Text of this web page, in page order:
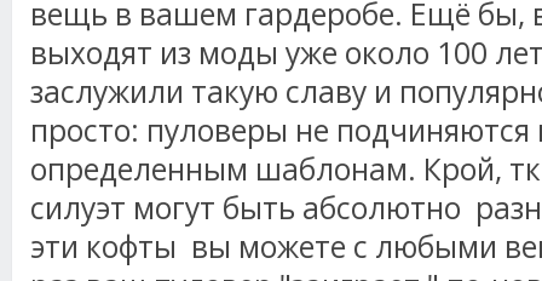
вещь в вашем гардеробе. Ещё бы,
выходят из моды уже около 100
заслужили такую славу и
просто: пуловеры не
определенным шаблонам. Крой,
силуэт могут быть абсолютно
эти кофты вы можете с любыми